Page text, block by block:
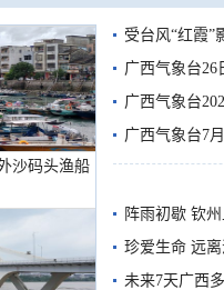
沙码头渔船
受台风“红霞”
有较强降雨
广西气象台26
广西气象台
预警
广西气象台7
阵雨初歇 钦
珍爱生命 远
未来7天广西